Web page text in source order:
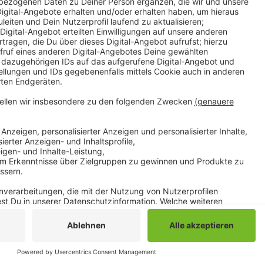
Ursprünglich war geplant vor 10.000 Fans zu spielen. Wegen
das Gesundheits- und Ordnungsamt der Stadt jetzt
Ausnahmegenehmigung für 20 Prozent der Stadionkapazität im
widerrufen. Die 300 zugelassenen Fans für Samstag werden
Personen ermittelt, die schon ein Ticket für das Spiel gekauft
bald per E-Mail informiert und erhalten dann auch eine neue
Ticketinhaber bekommen den reinen Kartenpreis in den
Weg zurückerstattet, über den sie ihr Ticket gekauft haben.
Anzeige